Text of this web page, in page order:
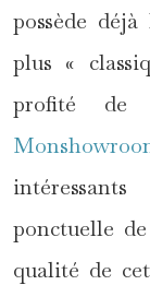
possède déjà
plus «
profité de
ponctuelle
qualité de